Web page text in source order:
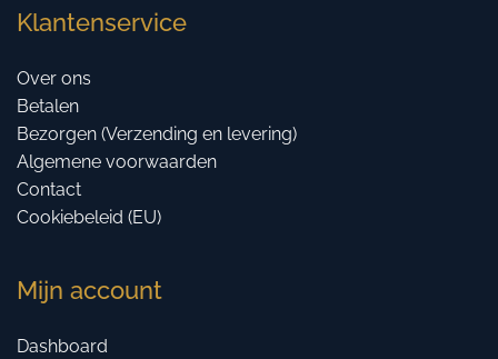
Klantenservice
Over ons
Betalen
Bezorgen (Verzending en levering)
Algemene voorwaarden
Contact
Cookiebeleid (EU)
Mijn account
Dashboard